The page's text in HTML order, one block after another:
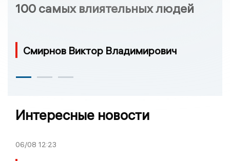
100 самых влиятельных людей
Смирнов Виктор Владимирович
Интересные новости
06/08 12:23